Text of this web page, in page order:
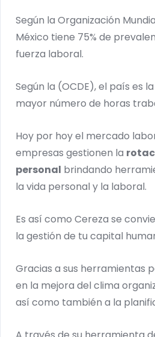
Según la Organización
México tiene 75% de
fuerza laboral.
Según la (OCDE), el país es
mayor número de horas
Hoy por hoy el mercado
empresas gestionen la
personal brindando
la vida personal y la laboral.
Es así como Cereza se
la gestión de tu capital
Gracias a sus herramientas
en la mejora del clima
así como también a la